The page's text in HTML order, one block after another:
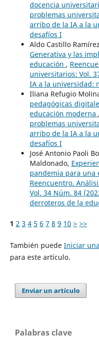
docencia
problemas
arribo de la IA a la
desafíos I
Aldo Castillo
Generativa y las
educación ,
universitarios: Vol.
IA a la universidad:
Iliana Refugio
pedagógicas
educación moderna ,
problemas
arribo de la IA a la
desafíos I
José Antonio Paoli
Maldonado,
pandemia para una
Reencuentro.
Vol. 34 Núm. 84
derroteros de la
1 2 3 4 5 6 7 8 9 10 > >>
También puede Iniciar
para este artículo.
Enviar un artículo
Palabras clave